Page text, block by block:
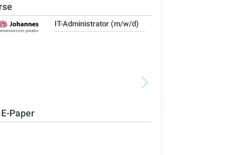
Stellvertretende
Wohngruppenleitung
Paper